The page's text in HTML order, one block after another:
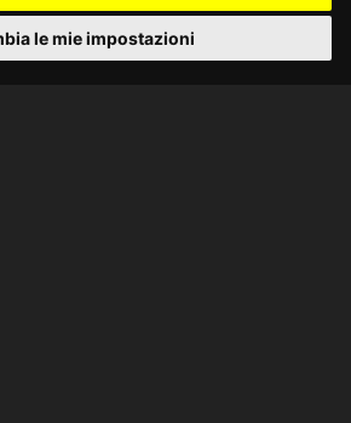
le mie impostazioni